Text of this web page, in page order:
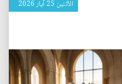
الأثنين 25 آيار 2026